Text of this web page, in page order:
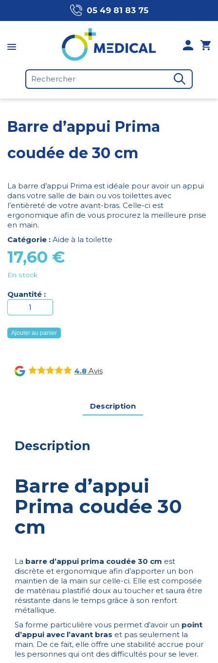
05 49 81 83 75
Barre d’appui Prima
coudée de 30 cm
La barre d’appui Prima est idéale pour avoir un appui
dans votre salle de bain ou vos toilettes avec
l’entièreté de votre avant-bras. Celle-ci est
ergonomique afin de vous procurez la meilleure prise
en main.
Catégorie : Aide à la toilette
17,60 €
En stock
Quantité :
quantité
de
Barre
d'appui
coudée
de
Ajouter au panier
4.8Avis
Description
Description
Barre d’appui
Prima coudée 30
cm
La barre d’appui prima coudée 30 cm est
discrète et ergonomique afin d’apporter un bon
maintien de la main sur celle-ci. Elle est composée
de matériau plastifié doux au toucher et saura être
résistante dans le temps grâce à son renfort
métallique.
Sa forme particulière vous permet d’avoir un point
d’appui avec l’avant bras et pas seulement la
main. De ce fait, elle offre une stabilité accrue pour
les personnes qui ont des difficultés pour se lever.